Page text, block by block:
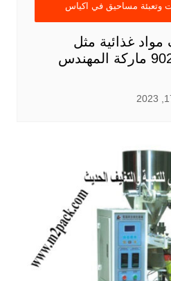
وتعبئة مساحيق في اكياس
مواد غذائية مثل
المكسرات موديل 902 ماركة المهندس